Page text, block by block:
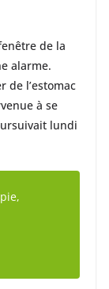
de la
alarme.
de l’estomac
à se
lundi